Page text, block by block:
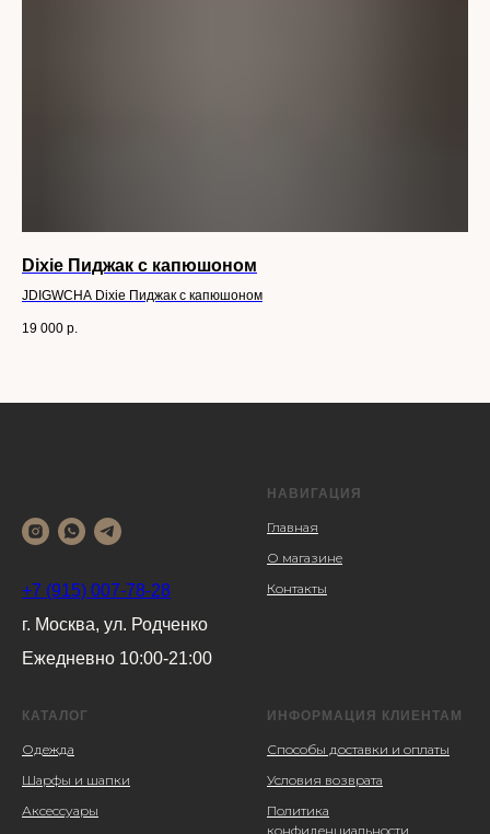
Dixie Пиджак с капюшоном
JDIGWCHA Dixie Пиджак с капюшоном
19 000 р.
+7 (915) 007-78-28
г. Москва, ул. Родченко
Ежедневно 10:00-21:00
НАВИГАЦИЯ
Главная
О магазине
Контакты
КАТАЛОГ
Одежда
Шарфы и шапки
Аксессуары
ИНФОРМАЦИЯ КЛИЕНТАМ
Способы доставки и оплаты
Условия возврата
Политика
конфиденциальности